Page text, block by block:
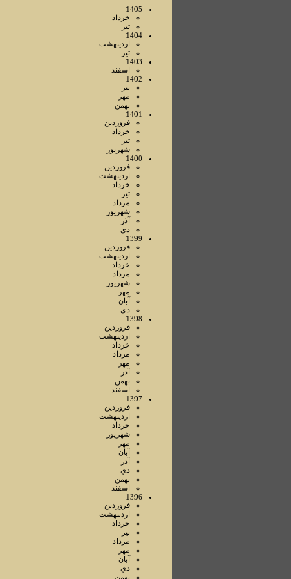
1405
خرداد
تير
1404
ارديبهشت
تير
1403
اسفند
1402
تير
مهر
بهمن
1401
فروردين
خرداد
تير
شهريور
1400
فروردين
ارديبهشت
خرداد
تير
مرداد
شهريور
آذر
دي
1399
فروردين
ارديبهشت
خرداد
مرداد
شهريور
مهر
آبان
دي
1398
فروردين
ارديبهشت
خرداد
مرداد
مهر
آذر
بهمن
اسفند
1397
فروردين
ارديبهشت
خرداد
شهريور
مهر
آبان
آذر
دي
بهمن
اسفند
1396
فروردين
ارديبهشت
خرداد
تير
مرداد
مهر
آبان
دي
بهمن